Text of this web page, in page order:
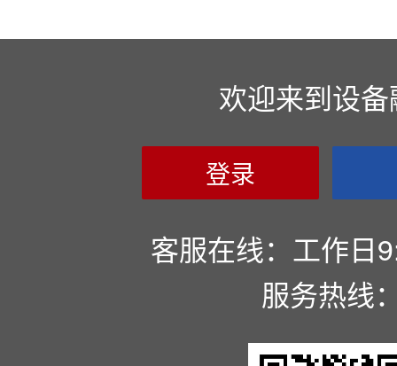
欢迎来到设
登录
客服在线：工作日
服务热线